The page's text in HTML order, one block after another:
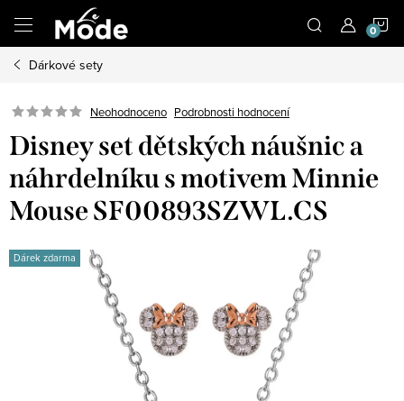
obsah
Dárkové sety
Neohodnoceno Podrobnosti hodnocení
Disney set dětských náušnic a
náhrdelníku s motivem Minnie
Mouse SF00893SZWL.CS
Dárek zdarma